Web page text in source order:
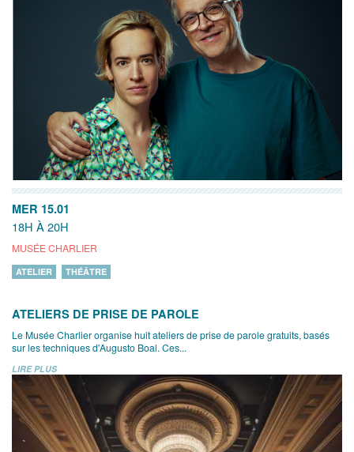
MER 15.01
18H À 20H
MUSÉE CHARLIER
ATELIER THÉÂTRE
ATELIERS DE PRISE DE PAROLE
Le Musée Charlier organise huit ateliers de prise de parole gratuits, basés
sur les techniques d'Augusto Boal. Ces...
LIRE PLUS